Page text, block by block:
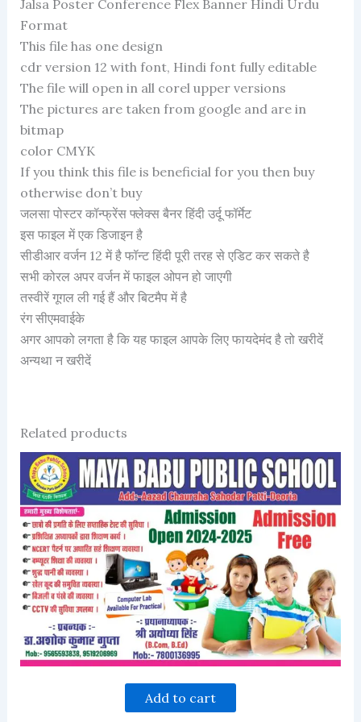
Jalsa Poster Conference Flex Banner Hindi Urdu
Format
This file has one design
cdr version 12 with font, Hindi font fully editable
The file will open in all corel upper versions
The pictures are taken from google and are in
bitmap
color CMYK
If you think this file is beneficial for you then buy
otherwise don’t buy
जलसा पोस्टर कॉन्फ्रेंस फ्लेक्स बैनर हिंदी उर्दू फॉर्मेट
इस फाइल में एक डिजाइन है
सीडीआर वर्जन 12 में है फॉन्ट हिंदी पूरी तरह से एडिट कर सकते है
सभी कोरल अपर वर्जन में फाइल ओपन हो जाएगी
तस्वीरें गूगल ली गई हैं और बिटमैप में है
रंग सीएमवाईके
अगर आपको लगता है कि यह फाइल आपके लिए फायदेमंद है तो खरीदें
अन्यथा न खरीदें
Related products
Add to cart